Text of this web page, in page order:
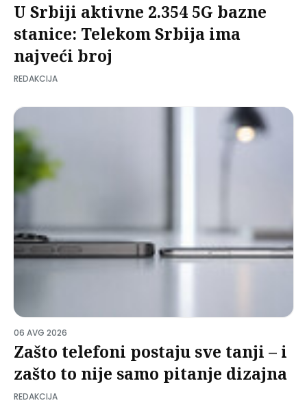
U Srbiji aktivne 2.354 5G bazne
stanice: Telekom Srbija ima
najveći broj
REDAKCIJA
06 AVG 2026
Zašto telefoni postaju sve tanji – i
zašto to nije samo pitanje dizajna
REDAKCIJA